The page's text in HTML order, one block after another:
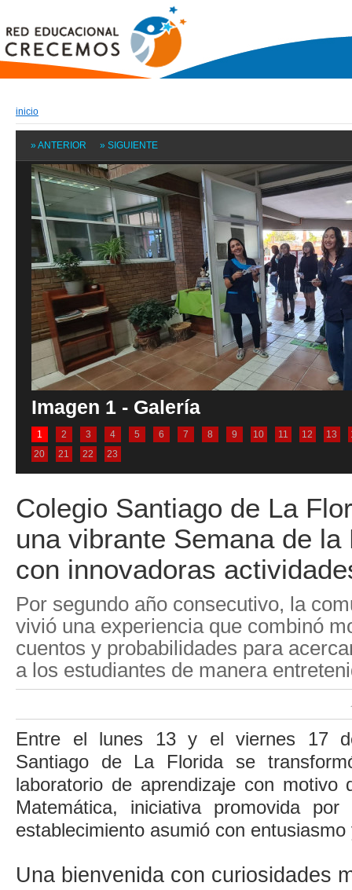
inicio
» ANTERIOR » SIGUIENTE
Imagen 1 - Galería
1 2 3 4 5 6 7 8 9 10 11 12 13
20
21 22 23
Colegio Santiago de La
una vibrante Semana de la
con innovadoras
Por segundo año consecutivo, la
vivió una experiencia que combinó
cuentos y probabilidades para
a los estudiantes de manera
Entre el lunes 13 y el viernes 17
Santiago de La Florida se
laboratorio de aprendizaje con motivo
Matemática, iniciativa promovida
establecimiento asumió con
Una bienvenida con curiosidades